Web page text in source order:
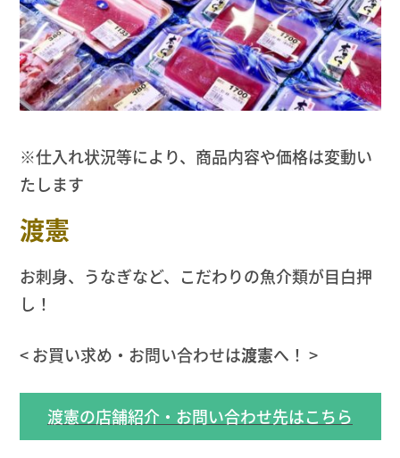
※仕入れ状況等により、商品内容や価格は変動い
たします
渡憲
お刺身、うなぎなど、こだわりの魚介類が目白押
し！
< お買い求め・お問い合わせは渡憲へ！ >
渡憲の店舗紹介・お問い合わせ先はこちら